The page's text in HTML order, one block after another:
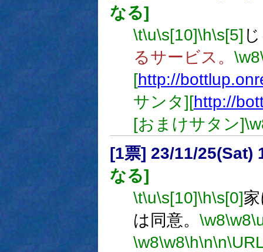
なる]
\t\u\s[10]\h\s[5]
るサービス。 \w8
[http://
サンタ][http://
[おまけサタン]
[1票] 23/11/25(Sat)
なる]
\t\u\s[10]\h\s[0]
は同意。 \w8\w8
\w8\w8\h\n\n